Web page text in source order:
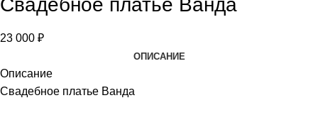
Свадебное платье Ванда
23 000 ₽
ОПИСАНИЕ
Описание
Свадебное платье Ванда